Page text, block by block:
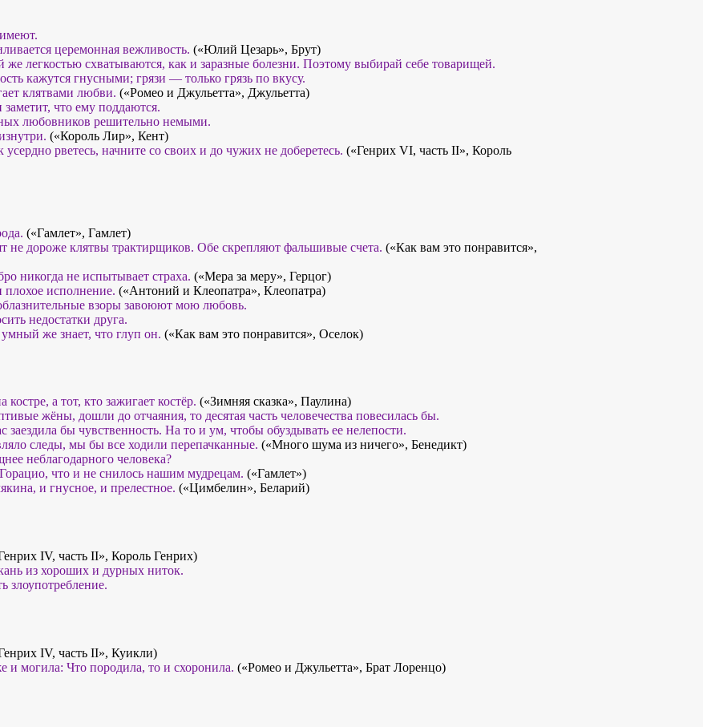
церемонная вежливость. («Юлий Цезарь», Брут)
же легкостью схватываются, как и заразные болезни. Поэтому выбирай себе товарищей.
кажутся гнусными; грязи — только грязь по вкусу.
клятвами любви. («Ромео и Джульетта», Джульетта)
заметит, что ему поддаются.
любовников решительно немыми.
(«Король Лир», Кент)
рветесь, начните со своих и до чужих не доберетесь. («Генрих VI, часть II», Король
(«Гамлет», Гамлет)
не дороже клятвы трактирщиков. Обе скрепляют фальшивые счета. («Как вам это понравится»,
никогда не испытывает страха. («Мера за меру», Герцог)
плохое исполнение. («Антоний и Клеопатра», Клеопатра)
взоры завоюют мою любовь.
недостатки друга.
же знает, что глуп он. («Как вам это понравится», Оселок)
костре, а тот, кто зажигает костёр. («Зимняя сказка», Паулина)
жёны, дошли до отчаяния, то десятая часть человечества повесилась бы.
заездила бы чувственность. На то и ум, чтобы обуздывать ее нелепости.
следы, мы бы все ходили перепачканные. («Много шума из ничего», Бенедикт)
неблагодарного человека?
что и не снилось нашим мудрецам. («Гамлет»)
и гнусное, и прелестное. («Цимбелин», Беларий)
IV, часть II», Король Генрих)
из хороших и дурных ниток.
злоупотребление.
IV, часть II», Куикли)
и могила: Что породила, то и схоронила. («Ромео и Джульетта», Брат Лоренцо)